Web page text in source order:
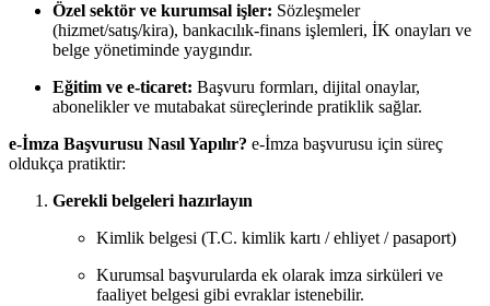
Özel sektör ve kurumsal işler: Sözleşmeler
(hizmet/satış/kira), bankacılık-finans işlemleri, İK onayları ve
belge yönetiminde yaygındır.
Eğitim ve e-ticaret: Başvuru formları, dijital onaylar,
abonelikler ve mutabakat süreçlerinde pratiklik sağlar.
e-İmza Başvurusu Nasıl Yapılır? e-İmza başvurusu için süreç
oldukça pratiktir:
Gerekli belgeleri hazırlayın
Kimlik belgesi (T.C. kimlik kartı / ehliyet / pasaport)
Kurumsal başvurularda ek olarak imza sirküleri ve
faaliyet belgesi gibi evraklar istenebilir.